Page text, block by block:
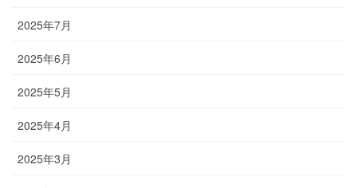
2025年7月
2025年6月
2025年5月
2025年4月
2025年3月